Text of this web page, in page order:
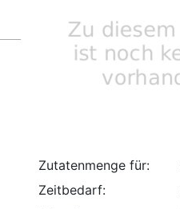
Zutatenmenge für:
Zeitbedarf: